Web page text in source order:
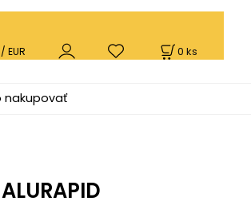
0 ks
EUR
nakupovať